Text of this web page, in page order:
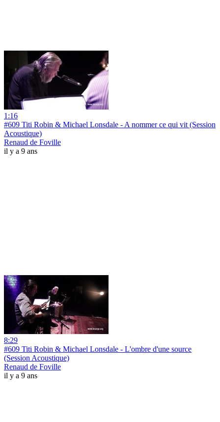
1:16
#609 Titi Robin & Michael Lonsdale - A nommer ce qui vit (Session
Acoustique)
Renaud de Foville
il y a 9 ans
8:29
#609 Titi Robin & Michael Lonsdale - L'ombre d'une source
(Session Acoustique)
Renaud de Foville
il y a 9 ans